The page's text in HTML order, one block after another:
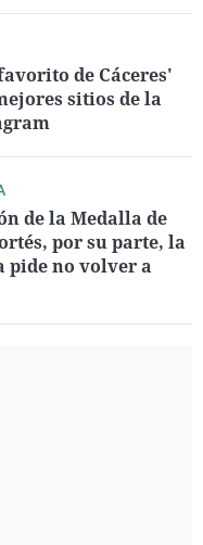
de Cáceres'
sitios de la
de la Medalla de
por su parte, la
pide no volver a